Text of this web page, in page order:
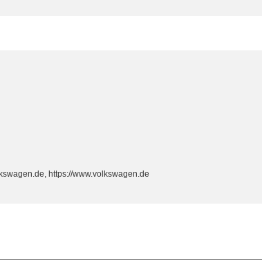
https://www.volkswagen.de